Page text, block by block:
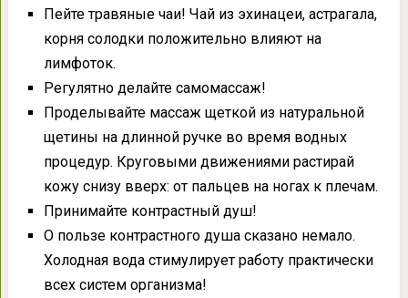
Пейте травяные чаи! Чай из эхинацеи, астрагала,
корня солодки положительно влияют на
лимфоток.
Регулятно делайте самомассаж!
Проделывайте массаж щеткой из натуральной
щетины на длинной ручке во время водных
процедур. Круговыми движениями растирай
кожу снизу вверх: от пальцев на ногах к плечам.
Принимайте контрастный душ!
О пользе контрастного душа сказано немало.
Холодная вода стимулирует работу практически
всех систем организма!